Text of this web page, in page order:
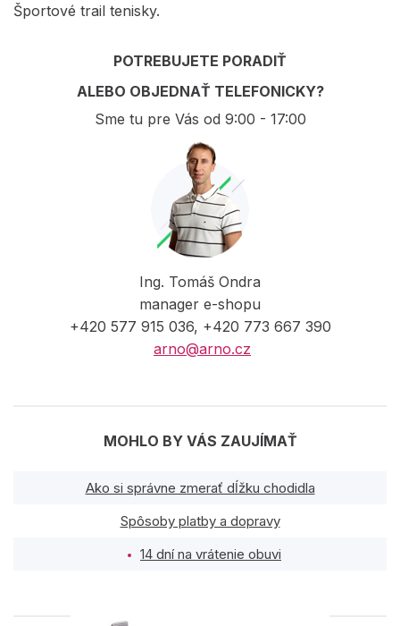
Športové trail tenisky.
POTREBUJETE PORADIŤ
ALEBO OBJEDNAŤ TELEFONICKY?
Sme tu pre Vás od 9:00 - 17:00
Ing. Tomáš Ondra
manager e-shopu
+420 577 915 036, +420 773 667 390
arno@arno.cz
MOHLO BY VÁS ZAUJÍMAŤ
Ako si správne zmerať dĺžku chodidla
Spôsoby platby a dopravy
14 dní na vrátenie obuvi